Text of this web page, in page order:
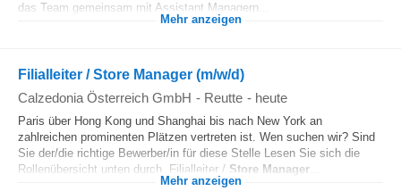
das Team gemeinsam mit Assistant Managern...
Mehr anzeigen
Filialleiter / Store Manager (m/w/d)
Calzedonia Österreich GmbH - Reutte - heute
Paris über Hong Kong und Shanghai bis nach New York an
zahlreichen prominenten Plätzen vertreten ist. Wen suchen wir? Sind
Sie der/die richtige Bewerber/in für diese Stelle Lesen Sie sich die
Rollenübersicht unten durch. Filialleiter / Store Manager
Mehr anzeigen